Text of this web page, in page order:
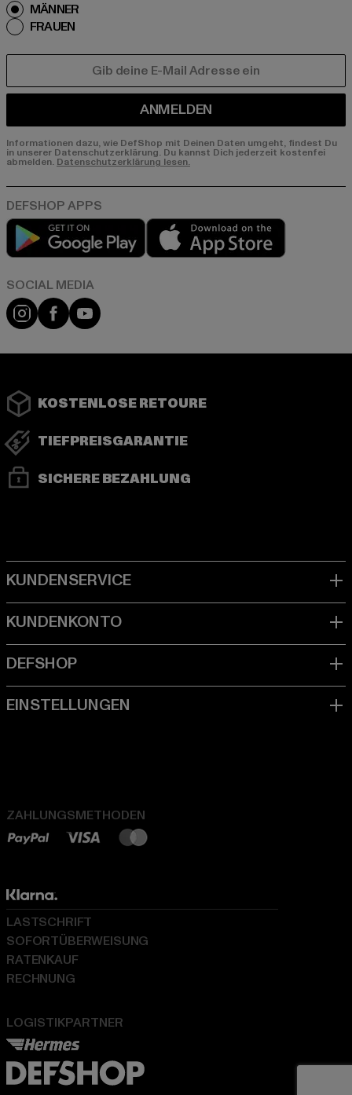
MÄNNER
FRAUEN
ANMELDEN
Informationen dazu, wie DefShop mit Deinen Daten umgeht, findest Du
in unserer Datenschutzerklärung. Du kannst Dich jederzeit kostenfei
abmelden. Datenschutzerklärung lesen.
Play market
Instagram
FacebookYouTube
KOSTENLOSE RETOURE
TIEFPREISGARANTIE
SICHERE BEZAHLUNG
ZAHLUNGSMETHODEN
LOGISTIKPARTNER
LASTSCHRIFT
SOFORTÜBERWEISUNG
RATENKAUF
RECHNUNG